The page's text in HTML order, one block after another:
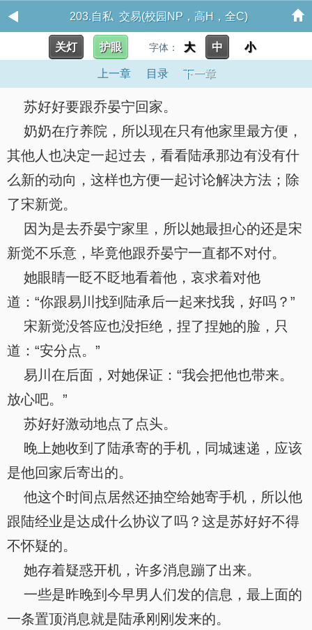
203.自私 交易(校园NP，高H，全C)
关灯 护眼 字体： 大 中 小
上一章 目录 下一章
苏好好要跟乔晏宁回家。
奶奶在疗养院，所以现在只有他家里最方便，
其他人也决定一起过去，看看陆承那边有没有什
么新的动向，这样也方便一起讨论解决方法；除
了宋新觉。
因为是去乔晏宁家里，所以她最担心的还是宋
新觉不乐意，毕竟他跟乔晏宁一直都不对付。
她眼睛一眨不眨地看着他，哀求着对他
道：“你跟易川找到陆承后一起来找我，好吗？”
宋新觉没答应也没拒绝，捏了捏她的脸，只
道：“安分点。”
易川在后面，对她保证：“我会把他也带来。
放心吧。”
苏好好激动地点了点头。
晚上她收到了陆承寄的手机，同城速递，应该
是他回家后寄出的。
他这个时间点居然还抽空给她寄手机，所以他
跟陆经业是达成什么协议了吗？这是苏好好不得
不怀疑的。
她存着疑惑开机，许多消息蹦了出来。
一些是昨晚到今早男人们发的信息，最上面的
一条置顶消息就是陆承刚刚发来的。